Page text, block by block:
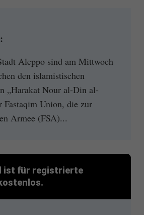
Aleppo sind am Mittwoch
den islamistischen
„Harakat Nour al-Din al-
Fastaqim Union, die zur
Armee (FSA)...
ist für registrierte